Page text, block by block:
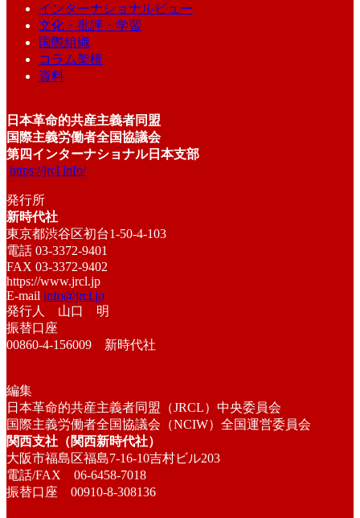
インターナショナルビュー
文化・批評・学習
国際組織
コラム架橋
資料
日本革命的共産主義者同盟
国際主義労働者全国協議会
第四インターナショナル日本支部
https://jrcl.info/
発行所
新時代社
東京都渋谷区初台1-50-4-103
電話 03-3372-9401
FAX 03-3372-9402
https://www.jrcl.jp
E-mail info@jrcl.jp
発行人 山口 明
振替口座
00860-4-156009 新時代社
編集
日本革命的共産主義者同盟（JRCL）中央委員会
国際主義労働者全国協議会（NCIW）全国運営委員会
関西支社（関西新時代社）
大阪市福島区福島7-16-10吉村ビル203
電話/FAX 06-6458-7018
振替口座 00910-8-308136